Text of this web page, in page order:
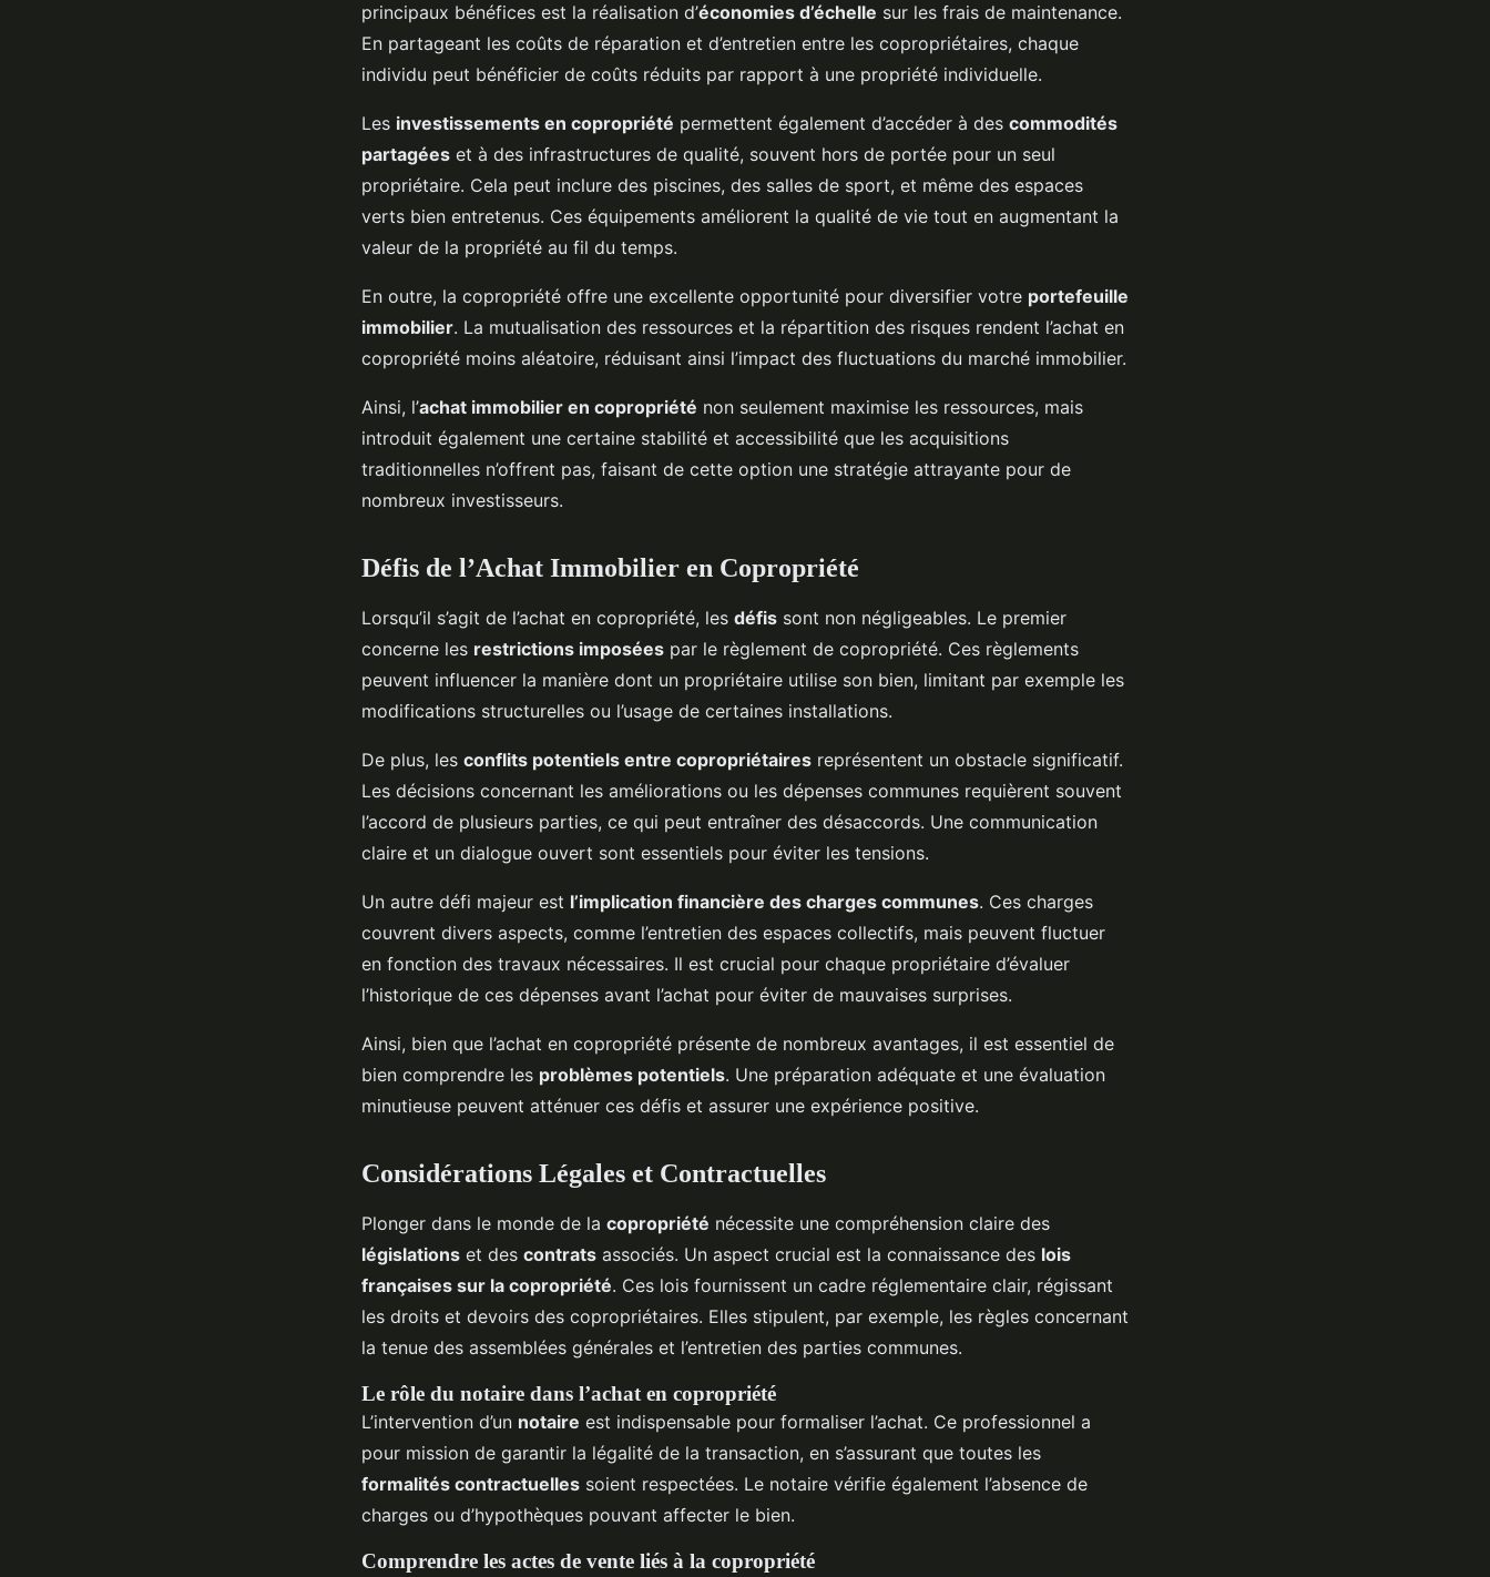
principaux bénéfices est la réalisation d’économies d’échelle sur les frais de maintenance.
En partageant les coûts de réparation et d’entretien entre les copropriétaires, chaque
individu peut bénéficier de coûts réduits par rapport à une propriété individuelle.
Les investissements en copropriété permettent également d’accéder à des commodités
partagées et à des infrastructures de qualité, souvent hors de portée pour un seul
propriétaire. Cela peut inclure des piscines, des salles de sport, et même des espaces
verts bien entretenus. Ces équipements améliorent la qualité de vie tout en augmentant la
valeur de la propriété au fil du temps.
En outre, la copropriété offre une excellente opportunité pour diversifier votre portefeuille
immobilier. La mutualisation des ressources et la répartition des risques rendent l’achat en
copropriété moins aléatoire, réduisant ainsi l’impact des fluctuations du marché immobilier.
Ainsi, l’achat immobilier en copropriété non seulement maximise les ressources, mais
introduit également une certaine stabilité et accessibilité que les acquisitions
traditionnelles n’offrent pas, faisant de cette option une stratégie attrayante pour de
nombreux investisseurs.
Défis de l’Achat Immobilier en Copropriété
Lorsqu’il s’agit de l’achat en copropriété, les défis sont non négligeables. Le premier
concerne les restrictions imposées par le règlement de copropriété. Ces règlements
peuvent influencer la manière dont un propriétaire utilise son bien, limitant par exemple les
modifications structurelles ou l’usage de certaines installations.
De plus, les conflits potentiels entre copropriétaires représentent un obstacle significatif.
Les décisions concernant les améliorations ou les dépenses communes requièrent souvent
l’accord de plusieurs parties, ce qui peut entraîner des désaccords. Une communication
claire et un dialogue ouvert sont essentiels pour éviter les tensions.
Un autre défi majeur est l’implication financière des charges communes. Ces charges
couvrent divers aspects, comme l’entretien des espaces collectifs, mais peuvent fluctuer
en fonction des travaux nécessaires. Il est crucial pour chaque propriétaire d’évaluer
l’historique de ces dépenses avant l’achat pour éviter de mauvaises surprises.
Ainsi, bien que l’achat en copropriété présente de nombreux avantages, il est essentiel de
bien comprendre les problèmes potentiels. Une préparation adéquate et une évaluation
minutieuse peuvent atténuer ces défis et assurer une expérience positive.
Considérations Légales et Contractuelles
Plonger dans le monde de la copropriété nécessite une compréhension claire des
législations et des contrats associés. Un aspect crucial est la connaissance des lois
françaises sur la copropriété. Ces lois fournissent un cadre réglementaire clair, régissant
les droits et devoirs des copropriétaires. Elles stipulent, par exemple, les règles concernant
la tenue des assemblées générales et l’entretien des parties communes.
Le rôle du notaire dans l’achat en copropriété
L’intervention d’un notaire est indispensable pour formaliser l’achat. Ce professionnel a
pour mission de garantir la légalité de la transaction, en s’assurant que toutes les
formalités contractuelles soient respectées. Le notaire vérifie également l’absence de
charges ou d’hypothèques pouvant affecter le bien.
Comprendre les actes de vente liés à la copropriété